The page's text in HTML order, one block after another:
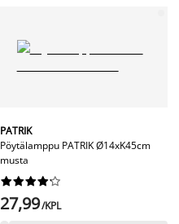
PATRIK
Pöytälamppu PATRIK Ø14xK45cm
musta






27,99/KPL